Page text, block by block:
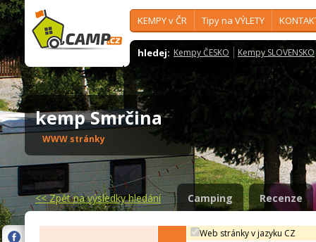
KEMPY v ČR Tipy na VÝLETY
hledej: Kempy ČESKO Kempy SLOVENSKO
kemp Smrčina
WWW stránky
<<Zpět na výsledky hledání Camping Recenze
Web stránky v jazyku CZ